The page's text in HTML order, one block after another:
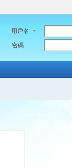
用戶名
密碼